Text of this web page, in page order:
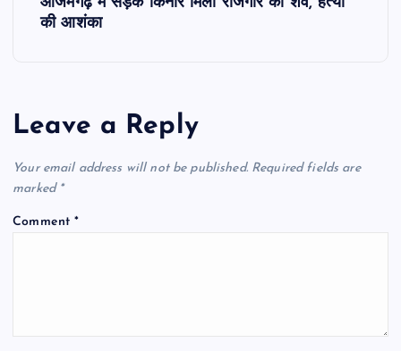
a
v
i
की आशंका
Leave a Reply
Your email address will not be published. Required fields are
marked *
Comment*